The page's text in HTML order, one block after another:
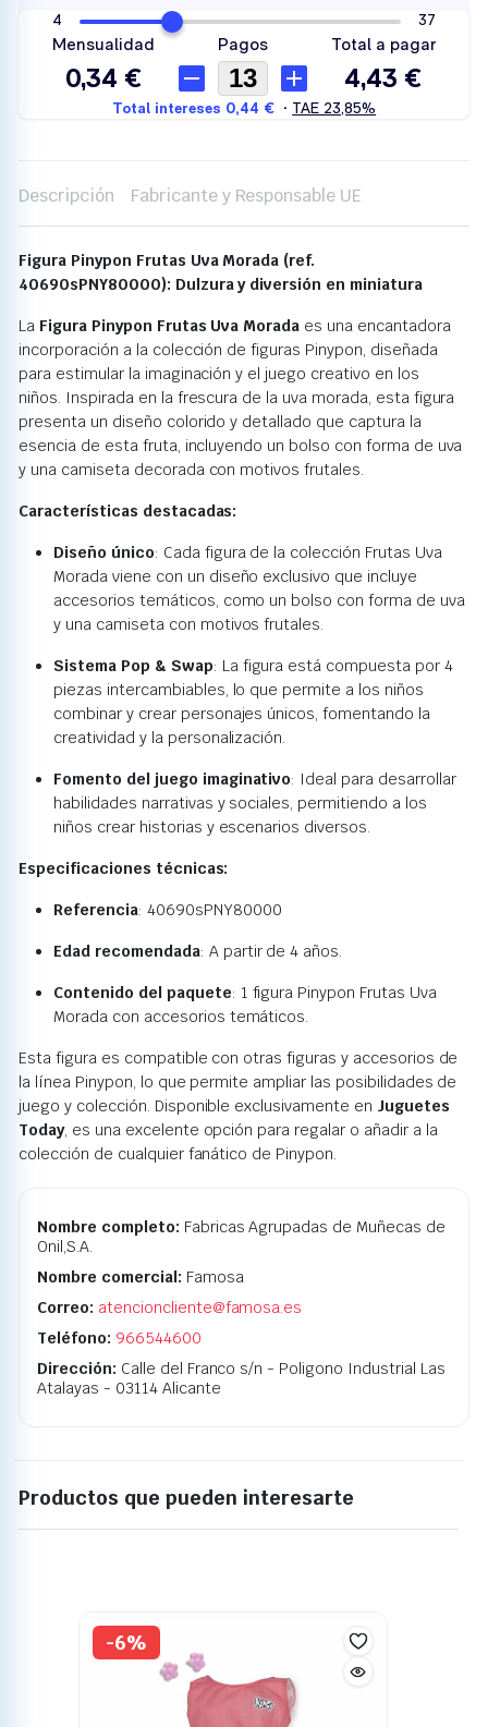
Descripción Fabricante y Responsable UE
Figura Pinypon Frutas Uva Morada (ref.
40690sPNY80000): Dulzura y diversión en miniatura
La Figura Pinypon Frutas Uva Morada es una encantadora
incorporación a la colección de figuras Pinypon, diseñada
para estimular la imaginación y el juego creativo en los
niños. Inspirada en la frescura de la uva morada, esta figura
presenta un diseño colorido y detallado que captura la
esencia de esta fruta, incluyendo un bolso con forma de uva
y una camiseta decorada con motivos frutales.
Características destacadas:
Diseño único: Cada figura de la colección Frutas Uva
Morada viene con un diseño exclusivo que incluye
accesorios temáticos, como un bolso con forma de uva
y una camiseta con motivos frutales.
Sistema Pop & Swap: La figura está compuesta por 4
piezas intercambiables, lo que permite a los niños
combinar y crear personajes únicos, fomentando la
creatividad y la personalización.
Fomento del juego imaginativo: Ideal para desarrollar
habilidades narrativas y sociales, permitiendo a los
niños crear historias y escenarios diversos.
Especificaciones técnicas:
Referencia: 40690sPNY80000
Edad recomendada: A partir de 4 años.
Contenido del paquete: 1 figura Pinypon Frutas Uva
Morada con accesorios temáticos.
Esta figura es compatible con otras figuras y accesorios de
la línea Pinypon, lo que permite ampliar las posibilidades de
juego y colección. Disponible exclusivamente en Juguetes
Today, es una excelente opción para regalar o añadir a la
colección de cualquier fanático de Pinypon.
Nombre completo: Fabricas Agrupadas de Muñecas de
Onil,S.A.
Nombre comercial: Famosa
Correo: atencioncliente@famosa.es
Teléfono: 966544600
Dirección: Calle del Franco s/n - Poligono Industrial Las
Atalayas - 03114 Alicante
Productos que pueden interesarte
-6%